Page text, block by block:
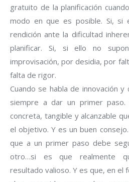
gratuito de la planificación
modo en que es posible. Si, si
rendición ante la dificultad
planificar. Si, si ello no
improvisación, por desidia, por
falta de rigor.
Cuando se habla de innovación
siempre a dar un primer paso.
concreta, tangible y alcanzable
el objetivo. Y es un buen
que a un primer paso debe
otro…si es que realmente
resultado valioso. Y es que, en el